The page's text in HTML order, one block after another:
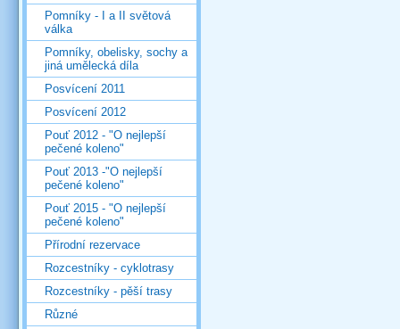
Pomníky - I a II světová
válka
Pomníky, obelisky, sochy a
jiná umělecká díla
Posvícení 2011
Posvícení 2012
Pouť 2012 - "O nejlepší
pečené koleno"
Pouť 2013 -"O nejlepší
pečené koleno"
Pouť 2015 - "O nejlepší
pečené koleno"
Přírodní rezervace
Rozcestníky - cyklotrasy
Rozcestníky - pěší trasy
Různé